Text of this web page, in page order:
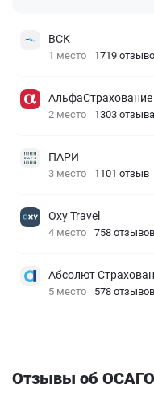
ВСК
1 место 1719
АльфаСтрахование
2 место 1303 отзыва
ПАРИ
3 место 1101 отзыв
Oxy Travel
4 место 758 отзывов
Абсолют
5 место 578 отзывов
Отзывы об ОСАГО